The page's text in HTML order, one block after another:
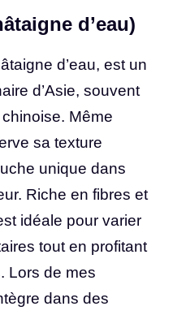
d’eau)
d’eau, est un
d’Asie, souvent
Même
sa texture
unique dans
Riche en fibres et
idéale pour varier
tout en profitant
Lors de mes
dans des